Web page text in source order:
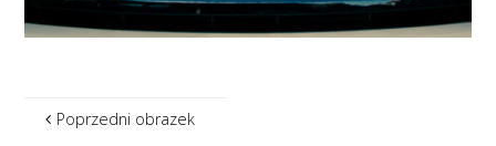
Poprzedni obrazek